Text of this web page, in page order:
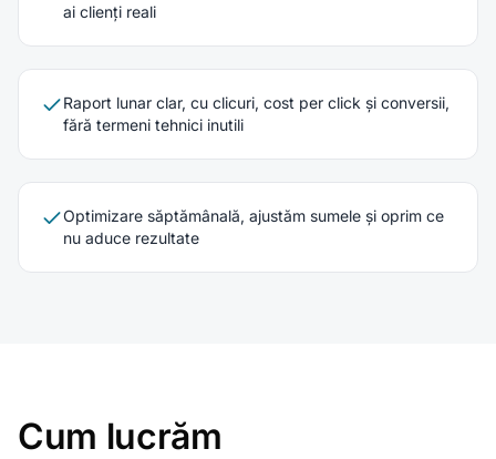
ai clienți reali
Raport lunar clar, cu clicuri, cost per click și conversii,
fără termeni tehnici inutili
Optimizare săptămânală, ajustăm sumele și oprim ce
nu aduce rezultate
Cum lucrăm